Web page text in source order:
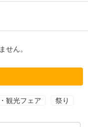
せん。
観光フェア 祭り